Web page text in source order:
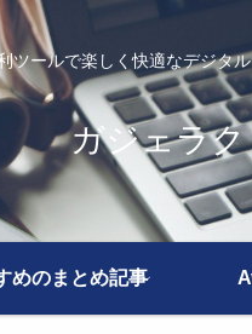
ツールで楽しく快適なデジタ
ガジェラク
めのまとめ記事